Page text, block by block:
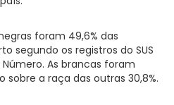
foram 49,6% das
segundo os registros do SUS
As brancas foram
sobre a raça das outras 30,8%.